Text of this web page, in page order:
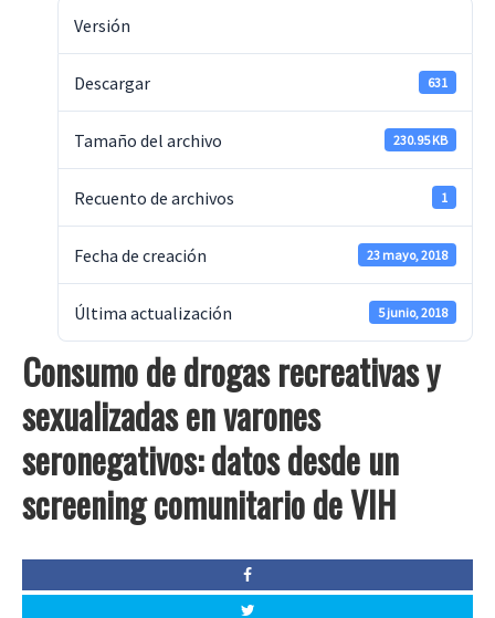
Versión
Descargar 631
Tamaño del archivo 230.95 KB
Recuento de archivos 1
Fecha de creación 23 mayo, 2018
Última actualización 5 junio, 2018
Consumo de drogas recreativas y
sexualizadas en varones
seronegativos: datos desde un
screening comunitario de VIH